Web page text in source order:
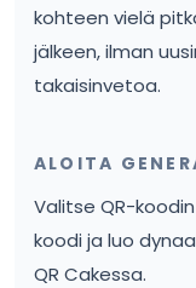
kohteen vielä
jälkeen, ilman
takaisinvetoa.
ALOITA
Valitse QR-
koodi ja luo
QR Cakessa.